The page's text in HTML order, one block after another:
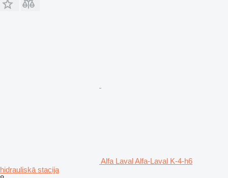
Alfa Laval Alfa-Laval K-4-h6
hidrauliskā stacija